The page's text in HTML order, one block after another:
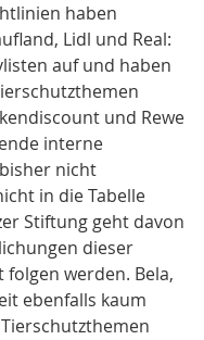
haben
Lidl und Real:
auf und haben
und Rewe
interne
nicht
in die Tabelle
Stiftung geht davon
dieser
werden. Bela,
ebenfalls kaum